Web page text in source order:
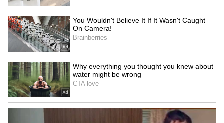
Image Credit :Pixabay
సింహ రాశి..
జులై నెలలో సింహ రాశివారికి కూడా చాలా అద్భుతంగా
ఉంటుంది. శుభవార్తలు వింటారు. ఆర్థికంగా బాగా
కలిసొస్తుంది. దేవుడి పట్ల నమ్మకం ఎక్కువగా